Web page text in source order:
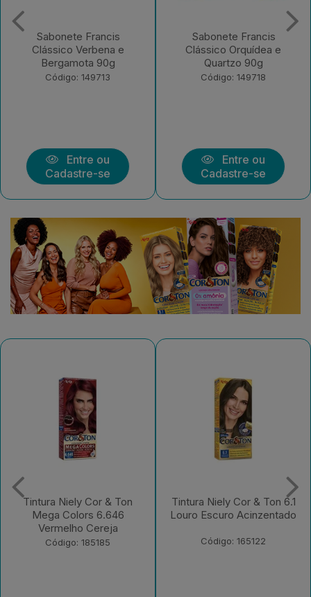
Sabonete Francis
Clássico Orquídea e
Quartzo 90g
Código: 149718
Entre ou
Cadastre-se
Desodorante Aerossol
Francis Men Active
Código: 182965
Entre ou
Cadastre-se
Tintura Niely Cor & Ton 6.1
Louro Escuro Acinzentado
Código: 165122
Tintura Niely Cor & Ton
6.66 Louro Escuro
Código: 166344